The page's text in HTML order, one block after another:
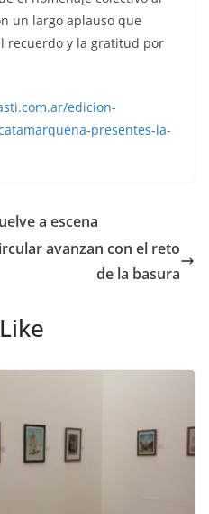
un largo aplauso que
recuerdo y la gratitud por
edicion-
presentes-la-
a escena
avanzan con el reto
de la basura